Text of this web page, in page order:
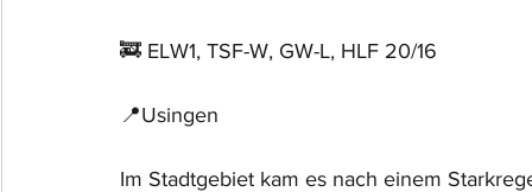
🚒 ELW1, TSF-W, GW-L, HLF 20/16
📍Usingen
Im Stadtgebiet kam es nach einem